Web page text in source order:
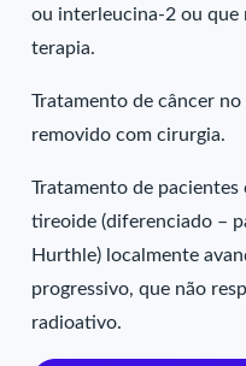
ou interleucina-2 ou que
terapia.
Tratamento de câncer
removido com cirurgia.
Tratamento de
tireoide (diferenciado –
Hurthle) localmente
progressivo, que não
radioativo.